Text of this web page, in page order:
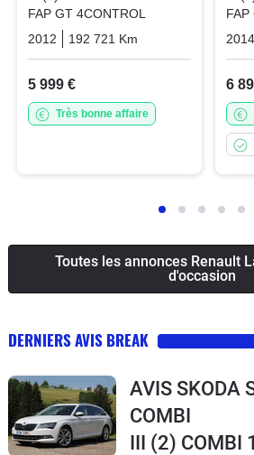
FAP GT 4CONTROL
2012
192 721 Km Diesel
5 999 €
Très bonne affaire
FAP
2014
6
Toutes les annonces Renault
d'occasion
DERNIERS AVIS BREAK
AVIS SKODA
COMBI
III (2) COMBI